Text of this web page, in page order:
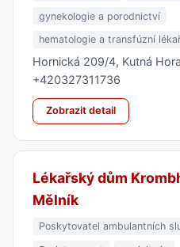
gynekologie a porodnictví
hematologie a transfúzní
Hornická 209/4, Kutná
+420327311736
Zobrazit detail
Lékařský dům
Mělník
Poskytovatel ambulantních